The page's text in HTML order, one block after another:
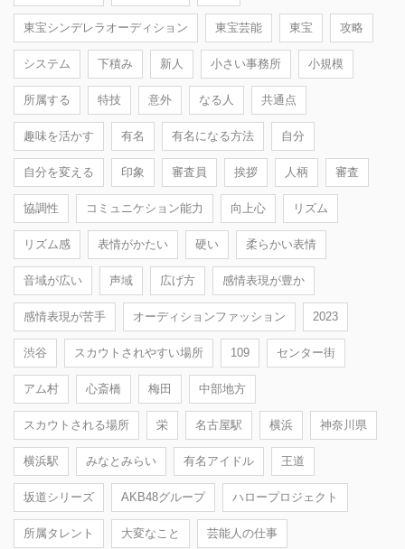
東宝シンデレラオーディション 東宝芸能 東宝 攻略
システム 下積み 新人 小さい事務所 小規模
所属する 特技 意外 なる人 共通点
趣味を活かす 有名 有名になる方法 自分
自分を変える 印象 審査員 挨拶 人柄 審査
協調性 コミュニケション能力 向上心 リズム
リズム感 表情がかたい 硬い 柔らかい表情
音域が広い 声域 広げ方 感情表現が豊か
感情表現が苦手 オーディションファッション 2023
渋谷 スカウトされやすい場所 109 センター街
アム村 心斎橋 梅田 中部地方
スカウトされる場所 栄 名古屋駅 横浜 神奈川県
横浜駅 みなとみらい 有名アイドル 王道
坂道シリーズ AKB48グループ ハロープロジェクト
所属タレント 大変なこと 芸能人の仕事